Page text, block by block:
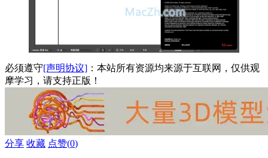
必须遵守[声明协议] ：本站所有资源均来源于互联网，仅供观
摩学习，请支持正版！
分享 收藏 点赞(0)